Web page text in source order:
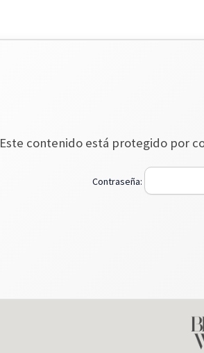
Este contenido está protegido por
Contraseña: